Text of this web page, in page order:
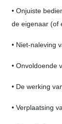
• Onjuiste
de eigenaar (of
• Niet-naleving
• Onvoldoende
• De werking
• Verplaatsing